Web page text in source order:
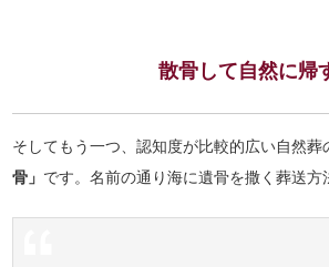
散骨して自然に帰
そしてもう一つ、認知度が比較的広い自然葬
骨」 です。名前の通り海に遺骨を撒く葬送方